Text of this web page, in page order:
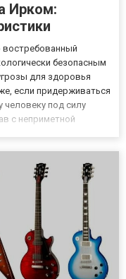
Ирком:
востребованный
безопасным
для здоровья
если придерживаться
под силу
с неприметной